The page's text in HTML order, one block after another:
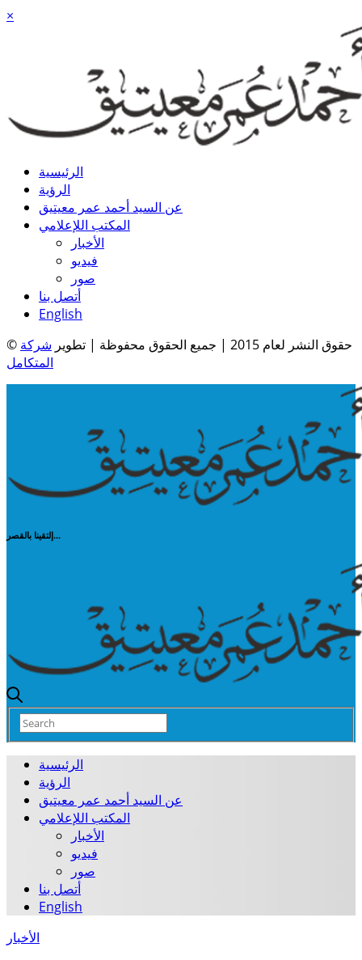
×
الرئيسية
الرؤية
عن السيد أحمد عمر معيتيق
المكتب اللإعلامي
الأخبار
فيديو
صور
أتصل بنا
English
© حقوق النشر لعام 2015 | جميع الحقوق محفوظة | تطوير
شركة
المتكامل
إلتقينا بالقصر...
الرئيسية
الرؤية
عن السيد أحمد عمر معيتيق
المكتب اللإعلامي
الأخبار
فيديو
صور
أتصل بنا
English
الأخبار